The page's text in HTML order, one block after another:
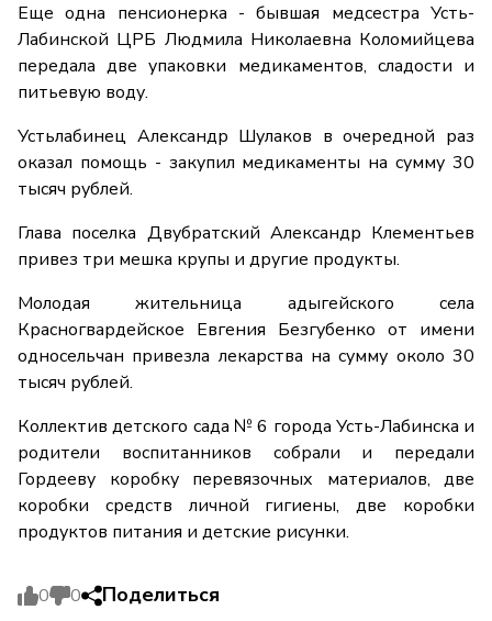
Еще одна пенсионерка - бывшая медсестра Усть-
Лабинской ЦРБ Людмила Николаевна Коломийцева
передала две упаковки медикаментов, сладости и
питьевую воду.
Устьлабинец Александр Шулаков в очередной раз
оказал помощь - закупил медикаменты на сумму 30
тысяч рублей.
Глава поселка Двубратский Александр Клементьев
привез три мешка крупы и другие продукты.
Молодая жительница адыгейского села
Красногвардейское Евгения Безгубенко от имени
односельчан привезла лекарства на сумму около 30
тысяч рублей.
Коллектив детского сада № 6 города Усть-Лабинска и
родители воспитанников собрали и передали
Гордееву коробку перевязочных материалов, две
коробки средств личной гигиены, две коробки
продуктов питания и детские рисунки.
0 0 Поделиться